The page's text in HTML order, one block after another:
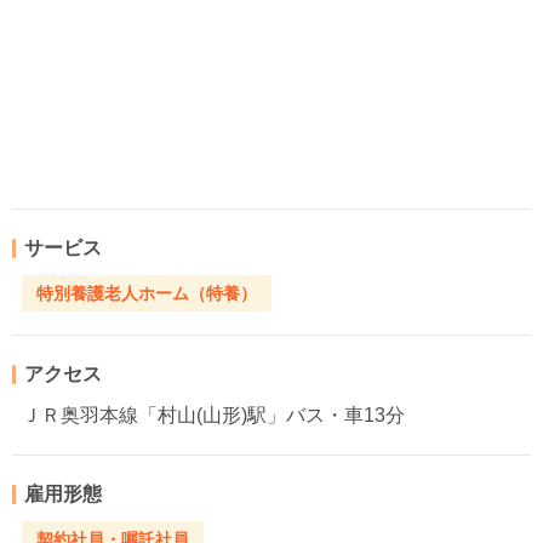
サービス
特別養護老人ホーム（特養）
アクセス
ＪＲ奥羽本線「村山(山形)駅」バス・車13分
雇用形態